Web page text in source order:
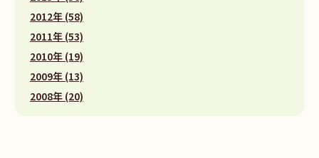
2012年 (58)
2011年 (53)
2010年 (19)
2009年 (13)
2008年 (20)